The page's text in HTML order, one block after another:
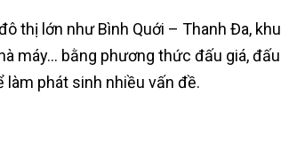
thị lớn như Bình Quới – Thanh Đa, khu
máy… bằng phương thức đấu giá, đấu
làm phát sinh nhiều vấn đề.